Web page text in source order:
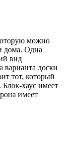
можно
дома. Одна
вид
варианта доски
тот, который
Блок-хаус имеет
имеет